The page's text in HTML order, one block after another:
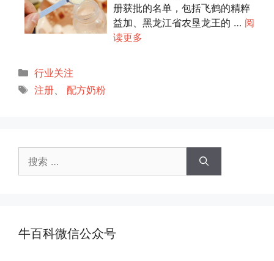
册获批的名单，包括飞鹤的精粹
益加、黑龙江省农垦龙王的 … 阅
读更多
分
类
行业关注
标
注册、 配方奶粉
索：
牛百科微信公众号